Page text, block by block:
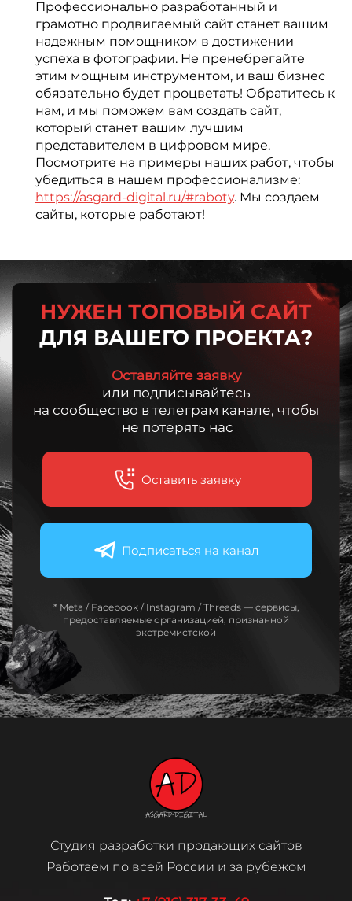
Профессионально разработанный и
грамотно продвигаемый сайт станет вашим
надежным помощником в достижении
успеха в фотографии. Не пренебрегайте
этим мощным инструментом, и ваш бизнес
обязательно будет процветать! Обратитесь к
нам, и мы поможем вам создать сайт,
который станет вашим лучшим
представителем в цифровом мире.
Посмотрите на примеры наших работ, чтобы
убедиться в нашем профессионализме:
https://asgard-digital.ru/#raboty. Мы создаем
сайты, которые работают!
НУЖЕН ТОПОВЫЙ САЙТ
ДЛЯ ВАШЕГО ПРОЕКТА?
Оставляйте заявку
или подписывайтесь
на сообщество в телеграм канале, чтобы
не потерять нас
Оставить заявку
Подписаться на канал
* Meta / Facebook / Instagram / Threads — сервисы,
предоставляемые организацией, признанной
экстремистской
Студия разработки продающих сайтов
Работаем по всей России и за рубежом